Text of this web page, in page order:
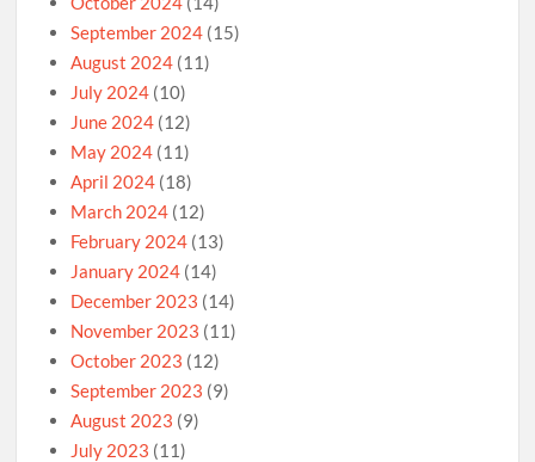
September 2024 (15)
August 2024 (11)
July 2024 (10)
June 2024 (12)
May 2024 (11)
April 2024 (18)
March 2024 (12)
February 2024 (13)
January 2024 (14)
December 2023 (14)
November 2023 (11)
October 2023 (12)
September 2023 (9)
August 2023 (9)
July 2023 (11)